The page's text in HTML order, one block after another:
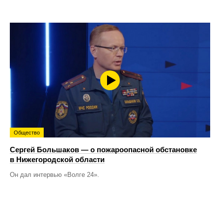
Общество
Сергей Большаков — о пожароопасной обстановке
в Нижегородской области
Он дал интервью «Волге 24».